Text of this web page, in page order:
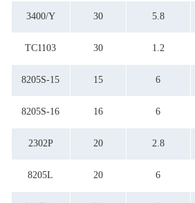
3400/Y 30 5.8
TC1103 30 1.2
8205S-15 15 6
8205S-16 16 6
2302P 20 2.8
8205L 20 6